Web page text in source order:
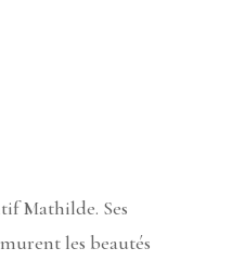
Mathilde. Ses
les beautés